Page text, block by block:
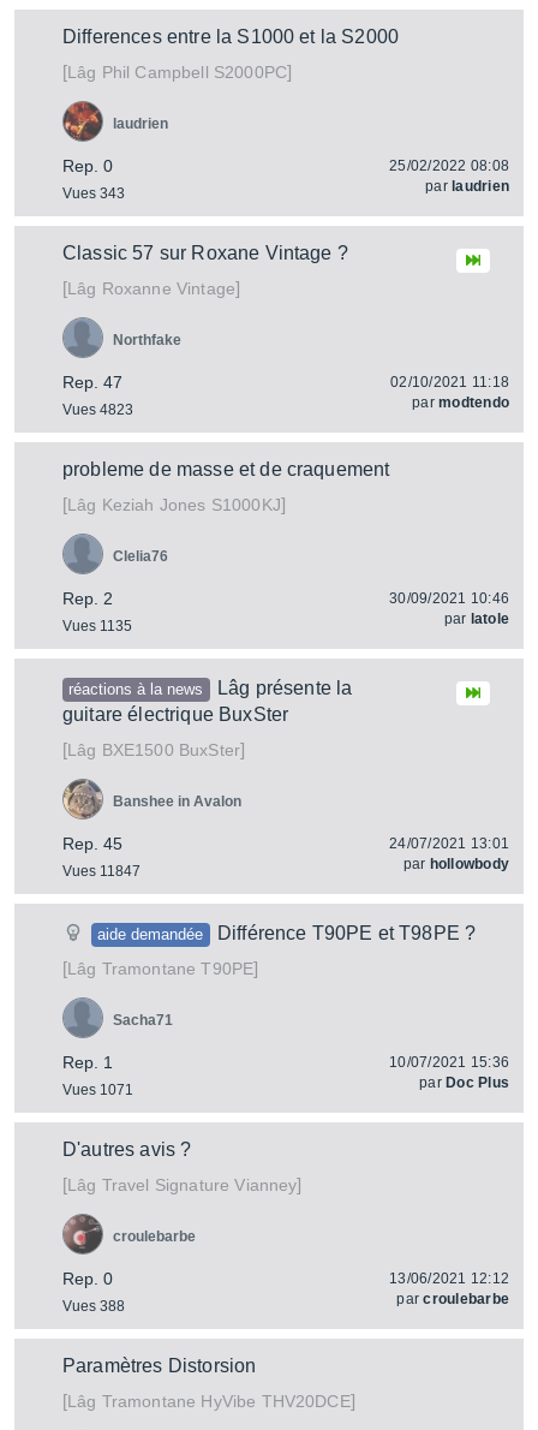
Differences entre la S1000 et la S2000
[Lâg Phil Campbell S2000PC]
Rep. 0
Vues 343
laudrien
25/02/2022 08:08
par laudrien
Classic 57 sur Roxane Vintage ?
[Lâg Roxanne Vintage]
Rep. 47
Vues 4823
Northfake
02/10/2021 11:18
parmodtendo
probleme de masse et de craquement
[Lâg Keziah Jones S1000KJ]
Rep. 2
Vues 1135
Clelia76
30/09/2021 10:46
par latole
réactions à la news
Lâg présente la
guitare électrique BuxSter
[Lâg BXE1500 BuxSter]
Rep. 45
Vues 11847
Banshee in Avalon
24/07/2021 13:01
par hollowbody
aide demandée
Différence T90PE et T98PE ?
[Lâg Tramontane T90PE]
Rep. 1
Vues 1071
Sacha71
10/07/2021 15:36
par Doc Plus
D'autres avis ?
[Lâg Travel Signature Vianney]
Rep. 0
Vues 388
croulebarbe
13/06/2021 12:12
parcroulebarbe
Paramètres Distorsion
[Lâg Tramontane HyVibe THV20DCE]